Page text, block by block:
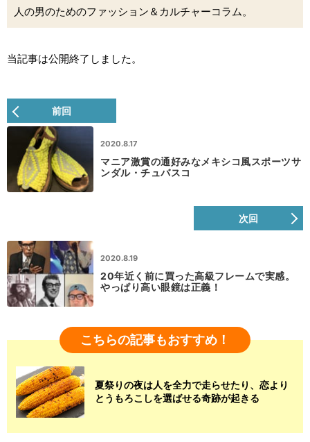
人の男のためのファッション＆カルチャーコラム。
当記事は公開終了しました。
前回
2020.8.17
マニア激賞の通好みなメキシコ風スポーツサ
ンダル・チュバスコ
次回
2020.8.19
20年近く前に買った高級フレームで実感。
やっぱり高い眼鏡は正義！
こちらの記事もおすすめ！
夏祭りの夜は人を全力で走らせたり、恋より
とうもろこしを選ばせる奇跡が起きる